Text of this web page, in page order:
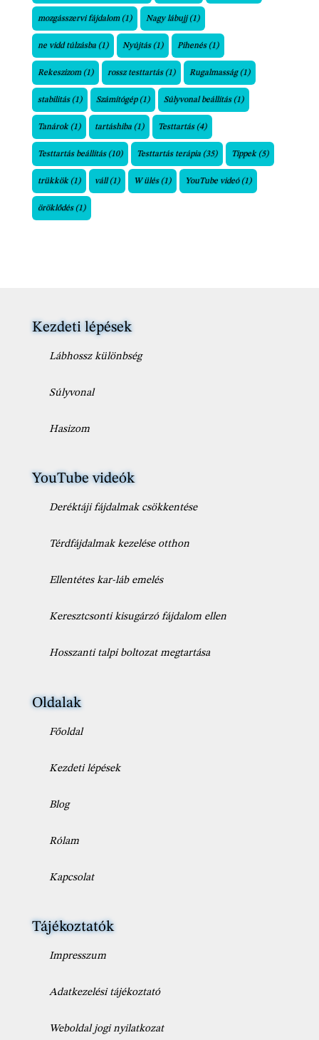
mozgásszervi fájdalom(1) Nagy lábujj(1)
ne vidd túlzásba(1) Nyújtás(1) Pihenés(1)
Rekeszizom(1) rossz testtartás(1) Rugalmasság(1)
stabilitás(1) Számítógép(1) Súlyvonal beállítás(1)
Tanárok(1) tartáshiba(1) Testtartás(4)
Testtartás beállítás(10) Testtartás terápia(35) Tippek(5)
trükkök(1) váll(1) W ülés(1) YouTube videó(1)
öröklődés(1)
Kezdeti lépések
Lábhossz különbség
Súlyvonal
Hasizom
YouTube videók
Deréktáji fájdalmak csökkentése
Térdfájdalmak kezelése otthon
Ellentétes kar-láb emelés
Keresztcsonti kisugárzó fájdalom ellen
Hosszanti talpi boltozat megtartása
Oldalak
Főoldal
Kezdeti lépések
Blog
Rólam
Kapcsolat
Tájékoztatók
Impresszum
Adatkezelési tájékoztató
Weboldal jogi nyilatkozat